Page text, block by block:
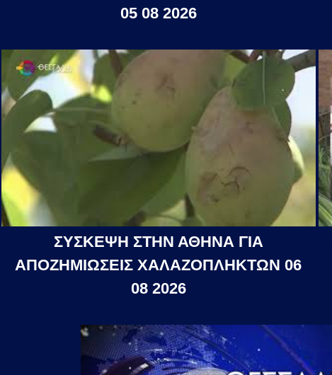
05 08 2026
ΣΥΣΚΕΨΗ ΣΤΗΝ ΑΘΗΝΑ ΓΙΑ
ΑΠΟΖΗΜΙΩΣΕΙΣ ΧΑΛΑΖΟΠΛΗΚΤΩΝ 06
08 2026